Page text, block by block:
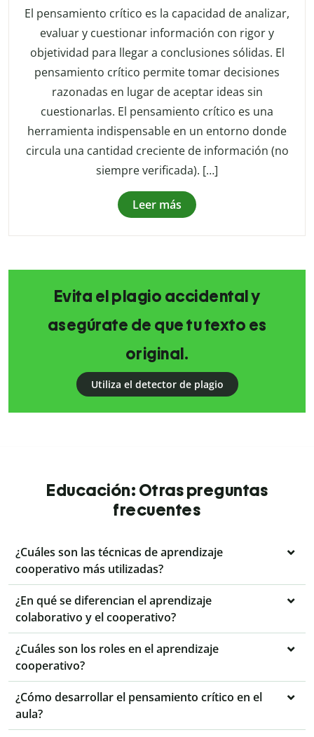
El pensamiento crítico es la capacidad de analizar,
evaluar y cuestionar información con rigor y
objetividad para llegar a conclusiones sólidas. El
pensamiento crítico permite tomar decisiones
razonadas en lugar de aceptar ideas sin
cuestionarlas. El pensamiento crítico es una
herramienta indispensable en un entorno donde
circula una cantidad creciente de información (no
siempre verificada). […]
Leer más
Evita el plagio accidental y
asegúrate de que tu texto es
original.
Utiliza el detector de plagio
Educación: Otras preguntas
frecuentes
¿Cuáles son las técnicas de aprendizaje
cooperativo más utilizadas?
¿En qué se diferencian el aprendizaje
colaborativo y el cooperativo?
¿Cuáles son los roles en el aprendizaje
cooperativo?
¿Cómo desarrollar el pensamiento crítico en el
aula?